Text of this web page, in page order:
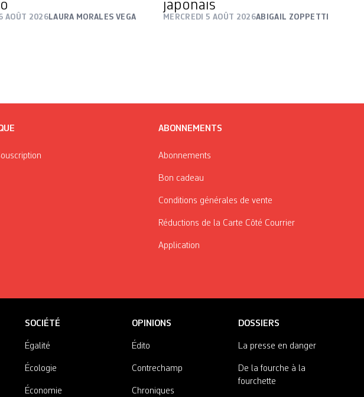
AOÛT 2026LAURA MORALES VEGA
japonais
MERCREDI 5 AOÛT 2026ABIGAIL ZOPPETTI
ABONNEMENTS
Abonnements
Bon cadeau
Conditions générales de vente
Réductions de la Carte Côté Courrier
Application
SOCIÉTÉ
Égalité
Écologie
Économie
OPINIONS
Édito
Contrechamp
Chroniques
DOSSIERS
La presse en danger
De la fourche à la
fourchette